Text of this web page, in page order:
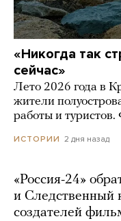
«Никогда так
сейчас»
Лето 2026 года в
жители
работы и
ИСТОРИИ 2 дня назад
«Россия-24»
и Следственный
создателей